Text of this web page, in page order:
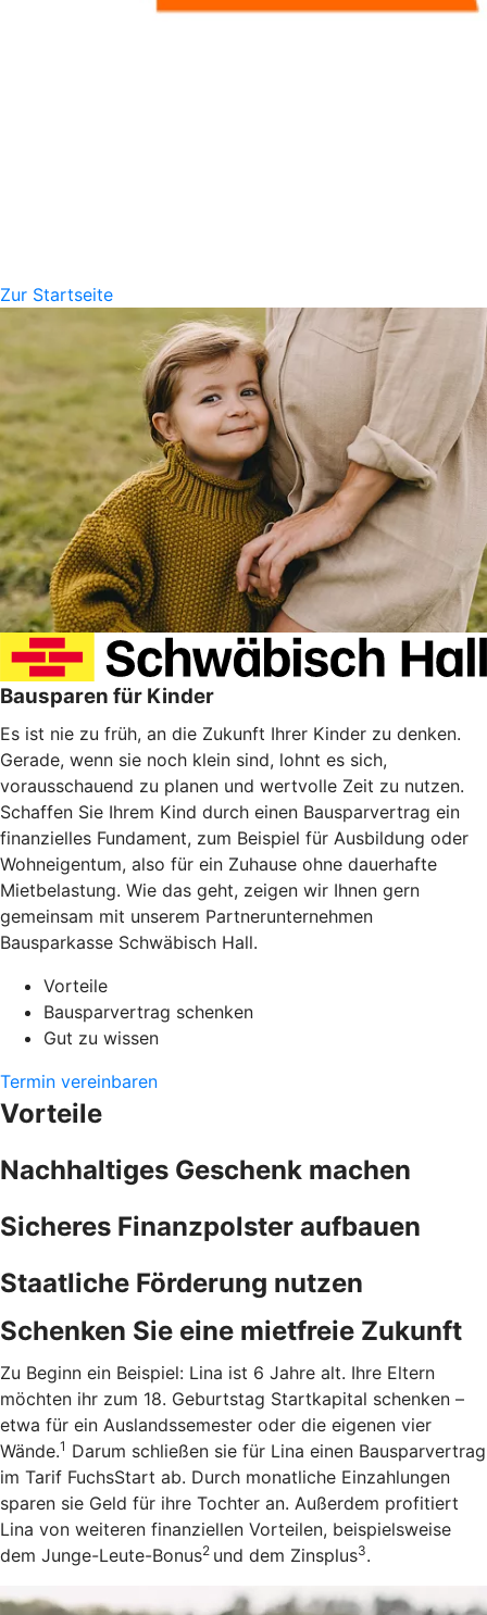
Zur Startseite
Bausparen für Kinder
Es ist nie zu früh, an die Zukunft Ihrer Kinder zu denken.
Gerade, wenn sie noch klein sind, lohnt es sich,
vorausschauend zu planen und wertvolle Zeit zu nutzen.
Schaffen Sie Ihrem Kind durch einen Bausparvertrag ein
finanzielles Fundament, zum Beispiel für Ausbildung oder
Wohneigentum, also für ein Zuhause ohne dauerhafte
Mietbelastung. Wie das geht, zeigen wir Ihnen gern
gemeinsam mit unserem Partnerunternehmen
Bausparkasse Schwäbisch Hall.
Vorteile
Bausparvertrag schenken
Gut zu wissen
Termin vereinbaren
Vorteile
Nachhaltiges Geschenk machen
Sicheres Finanzpolster aufbauen
Staatliche Förderung nutzen
Schenken Sie eine mietfreie Zukunft
Zu Beginn ein Beispiel: Lina ist 6 Jahre alt. Ihre Eltern
möchten ihr zum 18. Geburtstag Startkapital schenken –
etwa für ein Auslandssemester oder die eigenen vier
Wände.1 Darum schließen sie für Lina einen Bausparvertrag
im Tarif FuchsStart ab. Durch monatliche Einzahlungen
sparen sie Geld für ihre Tochter an. Außerdem profitiert
Lina von weiteren finanziellen Vorteilen, beispielsweise
dem Junge-Leute-Bonus2 und dem Zinsplus3.